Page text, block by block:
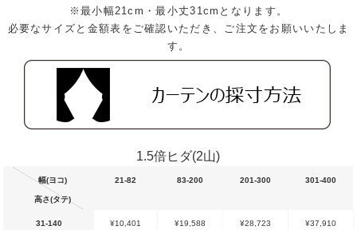
※最小幅21cm・最小丈31cmとなります。
必要なサイズと金額表をご確認いただき、ご注文をお願いいたしま
す。
1.5倍ヒダ(2山)
幅(ヨコ)
高さ(タテ)
21-82 83-200 201-300 301-400
31-140 ¥10,401 ¥19,588 ¥28,723 ¥37,910